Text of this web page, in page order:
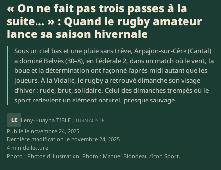
« On ne fait pas trois passes à la
suite… » : Quand le rugby amateur
lance sa saison hivernale
Sous un ciel bas et une pluie sans trêve, Arpajon-sur-Cère (Cantal)
a dominé Belvès (30–8), en Fédérale 2, dans un match où le vent, la
boue et la détermination ont façonné l’après-midi autant que les
joueurs. À la Vidalie, le rugby a retrouvé dimanche son visage
d’hiver : rude, brut, solidaire. Celui des dimanches trempés où le
sport redevient un élément naturel, presque sauvage.
LE Leny-Huayna TIBLE JOURNALISTE
Publié le novembre 24, 2025
Dernière modification le novembre 24, 2025
4 min de lecture
Photo : Photos d'illustration. Photo : Manuel Blondeau /Icon Sport.